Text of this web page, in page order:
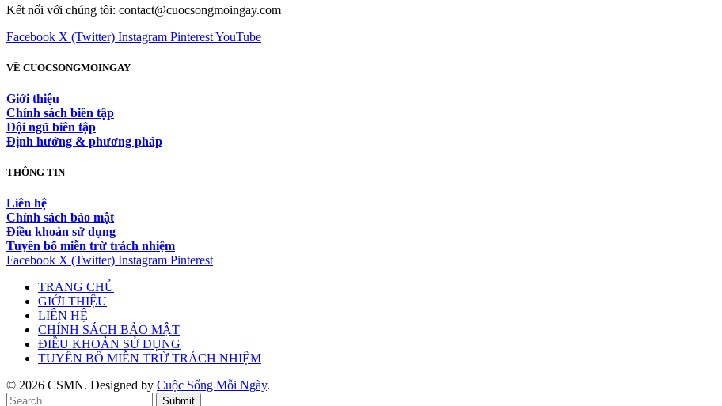
Kết nối với chúng tôi: contact@cuocsongmoingay.com
Facebook X (Twitter) Instagram PinterestYouTube
VỀ CUOCSONGMOINGAY
Giới thiệu
Chính sách biên tập
Đội ngũ biên tập
Định hướng & phương pháp
THÔNG TIN
Liên hệ
Chính sách bảo mật
Điều khoản sử dụng
Tuyên bố miễn trừ trách nhiệm
Facebook X (Twitter) Instagram Pinterest
TRANG CHỦ
GIỚI THIỆU
LIÊN HỆ
CHÍNH SÁCH BẢO MẬT
ĐIỀU KHOẢN SỬ DỤNG
TUYÊN BỐ MIỄN TRỪ TRÁCH NHIỆM
© 2026 CSMN. Designed by Cuộc Sống Mỗi Ngày.
Submit